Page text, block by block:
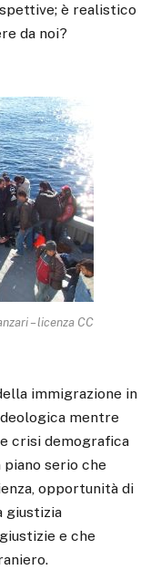
è realistico
da noi?
– licenza CC
immigrazione in
mentre
crisi demografica
piano serio che
opportunità di
giustizia
e che